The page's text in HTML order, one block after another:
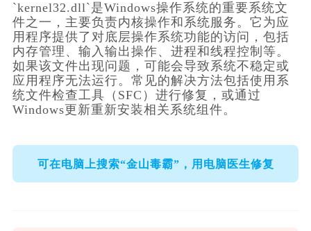
`kernel32.dll`是Windows操作系统的重要系统文
件之一，主要负责内核操作和系统服务。它为应
用程序提供了对底层操作系统功能的访问，包括
内存管理、输入输出操作、进程和线程控制等。
如果该文件出现问题，可能会导致系统不稳定或
应用程序无法运行。常见的解决方法包括使用系
统文件检查工具（SFC）进行修复，或通过
Windows更新重新安装相关系统组件。
可在电脑上搜索“金山毒霸”，用电脑医生修复